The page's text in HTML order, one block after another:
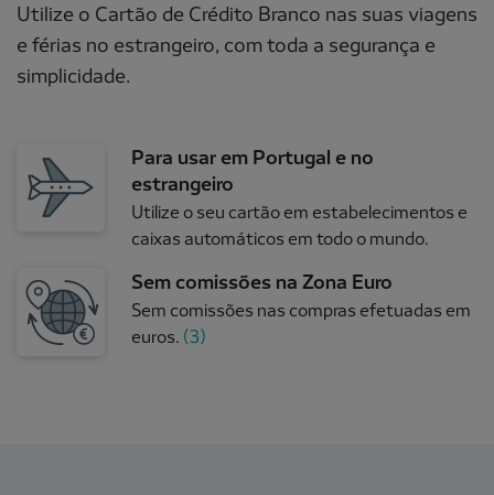
Utilize o Cartão de Crédito Branco nas suas viagens
e férias no estrangeiro, com toda a segurança e
simplicidade.
Para usar em Portugal e no
estrangeiro
Utilize o seu cartão em estabelecimentos e
caixas automáticos em todo o mundo.
Sem comissões na Zona Euro
Sem comissões nas compras efetuadas em
euros. (3)